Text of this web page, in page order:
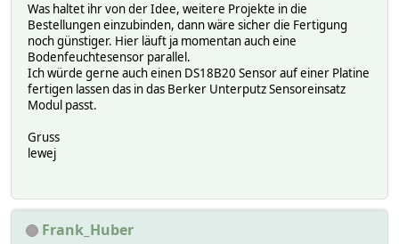
Was haltet ihr von der Idee, weitere Projekte in die
Bestellungen einzubinden, dann wäre sicher die Fertigung
noch günstiger. Hier läuft ja momentan auch eine
Bodenfeuchtesensor parallel.
Ich würde gerne auch einen DS18B20 Sensor auf einer Platine
fertigen lassen das in das Berker Unterputz Sensoreinsatz
Modul passt.
Gruss
lewej
Frank_Huber